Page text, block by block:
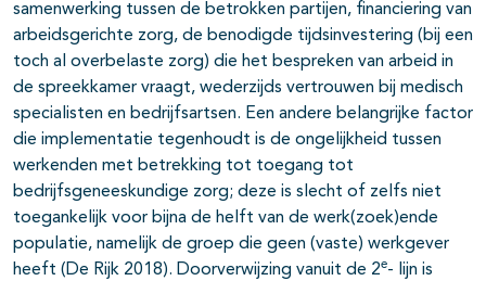
samenwerking tussen de betrokken partijen, financiering van
arbeidsgerichte zorg, de benodigde tijdsinvestering (bij een
toch al overbelaste zorg) die het bespreken van arbeid in
de spreekkamer vraagt, wederzijds vertrouwen bij medisch
specialisten en bedrijfsartsen. Een andere belangrijke factor
die implementatie tegenhoudt is de ongelijkheid tussen
werkenden met betrekking tot toegang tot
bedrijfsgeneeskundige zorg; deze is slecht of zelfs niet
toegankelijk voor bijna de helft van de werk(zoek)ende
populatie, namelijk de groep die geen (vaste) werkgever
heeft (De Rijk 2018). Doorverwijzing vanuit de 2e- lijn is